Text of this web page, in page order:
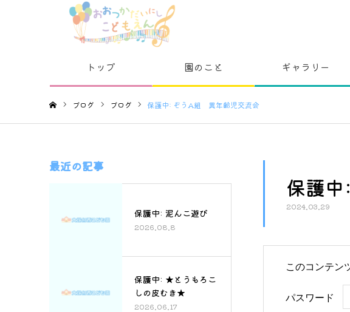
トップ 園のこと ギャラリー
ブログ ブログ 保護中: ぞうA組 異年齢児交流会
保護
2024.03.29
このコンテン
パスワード
最近の記事
保護中: 泥んこ遊び
2026.08.8
保護中: ★とうもろこ
しの皮むき★
2026.06.17